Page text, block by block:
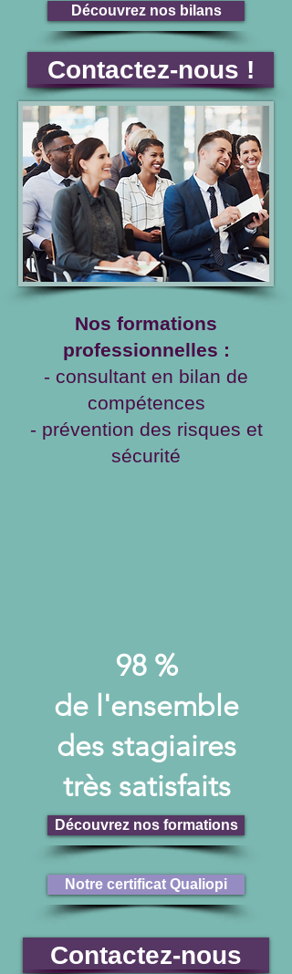
Découvrez nos bilans
Contactez-nous !
Nos formations
professionnelles :
- consultant en bilan de
compétences
- prévention des risques et
sécurité
98 %
de l'ensemble
des stagiaires
très satisfaits
Découvrez nos formations
Notre certificat Qualiopi
Contactez-nous